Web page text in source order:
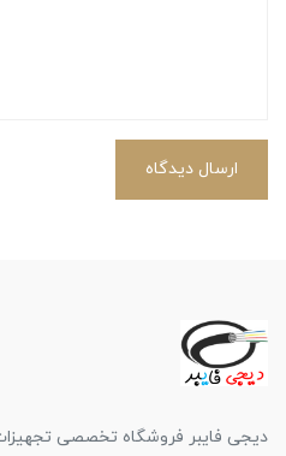
ارسال دیدگاه
دیجی فایبر فروشگاه تخصصی